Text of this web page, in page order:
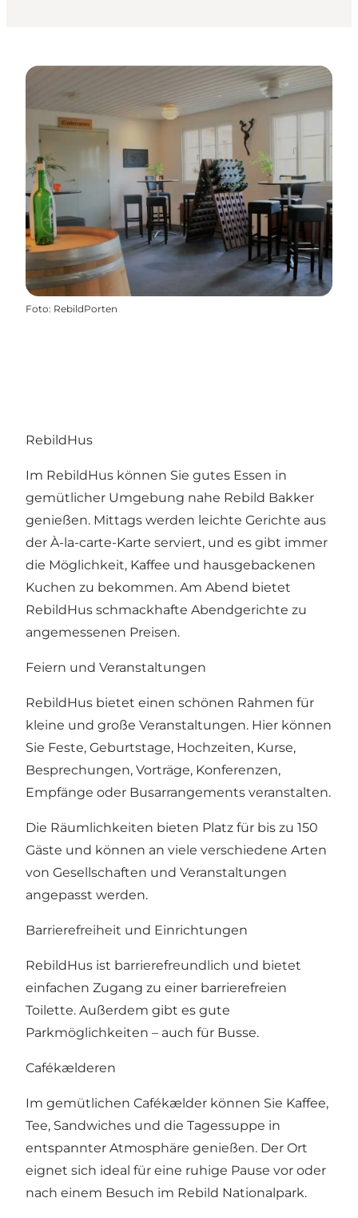
Foto: RebildPorten
RebildHus
Im RebildHus können Sie gutes Essen in
gemütlicher Umgebung nahe Rebild Bakker
genießen. Mittags werden leichte Gerichte aus
der À-la-carte-Karte serviert, und es gibt immer
die Möglichkeit, Kaffee und hausgebackenen
Kuchen zu bekommen. Am Abend bietet
RebildHus schmackhafte Abendgerichte zu
angemessenen Preisen.
Feiern und Veranstaltungen
RebildHus bietet einen schönen Rahmen für
kleine und große Veranstaltungen. Hier können
Sie Feste, Geburtstage, Hochzeiten, Kurse,
Besprechungen, Vorträge, Konferenzen,
Empfänge oder Busarrangements veranstalten.
Die Räumlichkeiten bieten Platz für bis zu 150
Gäste und können an viele verschiedene Arten
von Gesellschaften und Veranstaltungen
angepasst werden.
Barrierefreiheit und Einrichtungen
RebildHus ist barrierefreundlich und bietet
einfachen Zugang zu einer barrierefreien
Toilette. Außerdem gibt es gute
Parkmöglichkeiten – auch für Busse.
Cafékælderen
Im gemütlichen Cafékælder können Sie Kaffee,
Tee, Sandwiches und die Tagessuppe in
entspannter Atmosphäre genießen. Der Ort
eignet sich ideal für eine ruhige Pause vor oder
nach einem Besuch im Rebild Nationalpark.